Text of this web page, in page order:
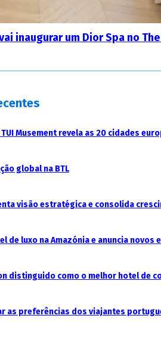
inaugurar um Dior Spa no
Musement revela as 20 cidades
global na BTL
visão estratégica e consolida
de luxo na Amazónia e anuncia
distinguido como o melhor hotel de
as preferências dos viajantes